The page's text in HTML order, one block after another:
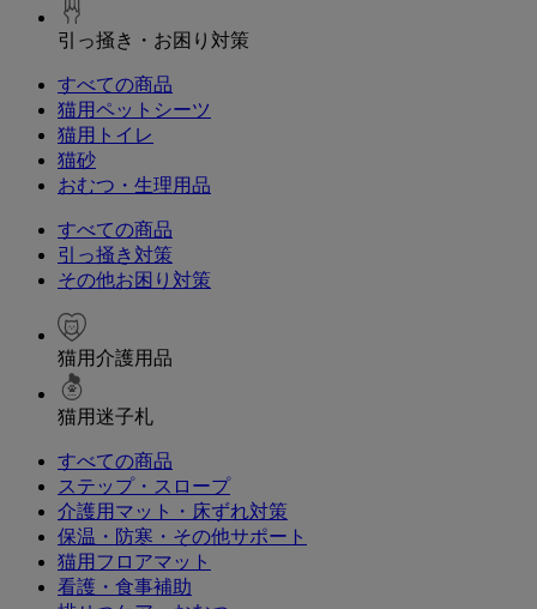
引っ掻き・お困り対策
すべての商品
猫用ペットシーツ
猫用トイレ
猫砂
おむつ・生理用品
すべての商品
引っ掻き対策
その他お困り対策
猫用介護用品
猫用迷子札
すべての商品
ステップ・スロープ
介護用マット・床ずれ対策
保温・防寒・その他サポート
猫用フロアマット
看護・食事補助